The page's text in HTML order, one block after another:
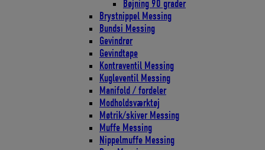
Bøjning 90 grader
Brystnippel Messing
Bundsi Messing
Gevindrør
Gevindtape
Kontraventil Messing
Kugleventil Messing
Manifold / fordeler
Modholdsværktøj
Møtrik/skiver Messing
Muffe Messing
Nippelmuffe Messing